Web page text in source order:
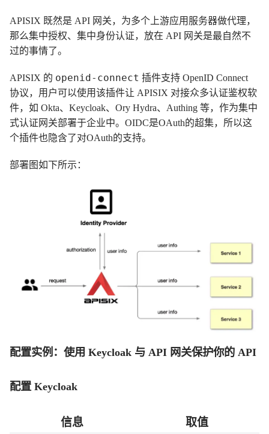
APISIX 既然是 API 网关，为多个上游应用服务器做代理，
那么集中授权、集中身份认证，放在 API 网关是最自然不
过的事情了。
APISIX 的 openid-connect 插件支持 OpenID Connect
协议，用户可以使用该插件让 APISIX 对接众多认证鉴权软
件，如 Okta、Keycloak、Ory Hydra、Authing 等，作为集中
式认证网关部署于企业中。OIDC是OAuth的超集，所以这
个插件也隐含了对OAuth的支持。
部署图如下所示：
配置实例：使用 Keycloak 与 API 网关保护你的 API
配置 Keycloak
信息 取值